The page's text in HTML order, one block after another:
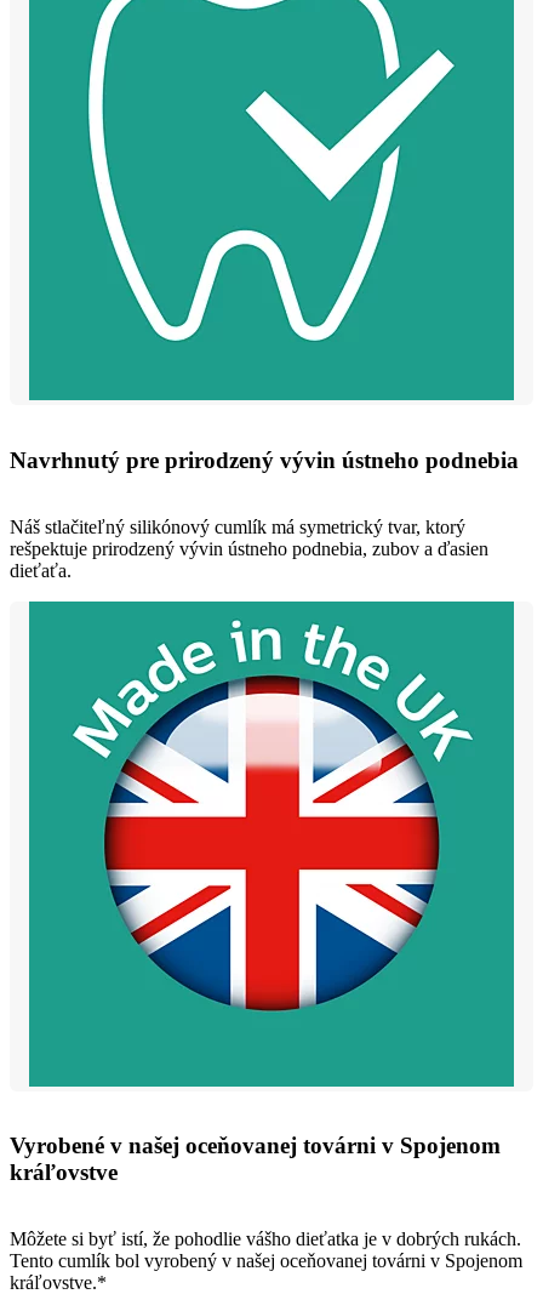
Navrhnutý pre prirodzený vývin ústneho podnebia
Náš stlačiteľný silikónový cumlík má symetrický tvar, ktorý
rešpektuje prirodzený vývin ústneho podnebia, zubov a ďasien
dieťaťa.
Vyrobené v našej oceňovanej továrni v Spojenom
kráľovstve
Môžete si byť istí, že pohodlie vášho dieťatka je v dobrých rukách.
Tento cumlík bol vyrobený v našej oceňovanej továrni v Spojenom
kráľovstve.*